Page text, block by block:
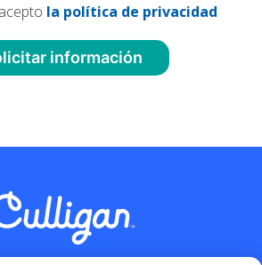
la política de privacidad